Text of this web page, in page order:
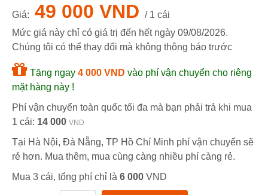
Giá: 49 000 VND / 1 cái
Mức giá này chỉ có giá trị đến hết ngày 09/08/2026.
Chúng tôi có thể thay đổi mà không thông báo trước
Tặng ngay 4 000 VND vào phí vận chuyển cho riêng
mặt hàng này !
Phí vận chuyển toàn quốc tối đa mà bạn phải trả khi mua
1 cái: 14 000 VND
Tại Hà Nội, Đà Nẵng, TP Hồ Chí Minh phí vận chuyển sẽ
rẻ hơn. Mua thêm, mua cùng càng nhiều phí càng rẻ.
Mua 3 cái, tổng phí chỉ là 6 000 VND